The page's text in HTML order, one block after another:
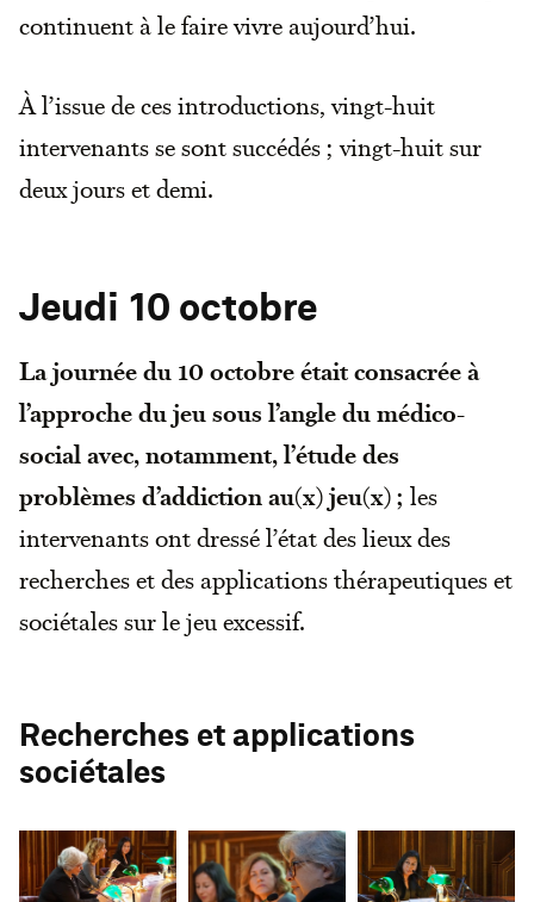
continuent à le faire vivre aujourd’hui.
À l’issue de ces introductions, vingt-huit
intervenants se sont succédés ; vingt-huit sur
deux jours et demi.
Jeudi 10 octobre
La journée du 10 octobre était consacrée à
l’approche du jeu sous l’angle du médico-
social avec, notamment, l’étude des
problèmes d’addiction au(x) jeu(x) ; les
intervenants ont dressé l’état des lieux des
recherches et des applications thérapeutiques et
sociétales sur le jeu excessif.
Recherches et applications
sociétales